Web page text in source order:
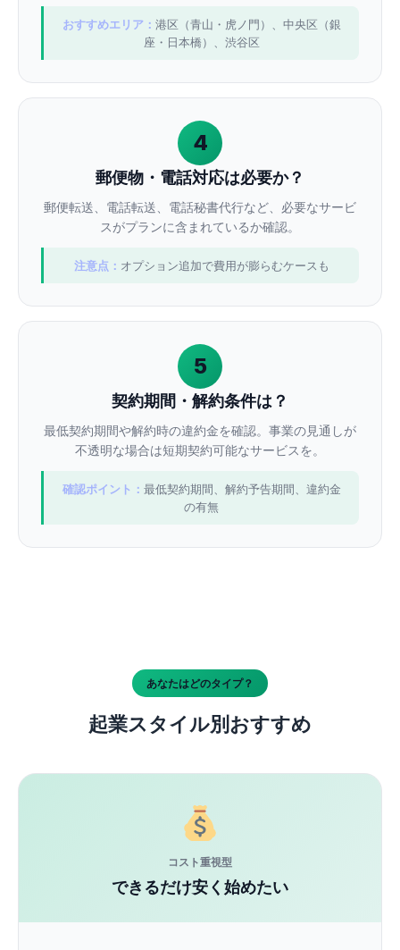
おすすめエリア： 港区（青山・虎ノ門）、中央区（銀
座・日本橋）、渋谷区
4
郵便物・電話対応は必要か？
郵便転送、電話転送、電話秘書代行など、必要なサービ
スがプランに含まれているか確認。
注意点： オプション追加で費用が膨らむケースも
5
契約期間・解約条件は？
最低契約期間や解約時の違約金を確認。事業の見通しが
不透明な場合は短期契約可能なサービスを。
確認ポイント： 最低契約期間、解約予告期間、違約金
の有無
あなたはどのタイプ？
起業スタイル別おすすめ
コスト重視型
できるだけ安く始めたい